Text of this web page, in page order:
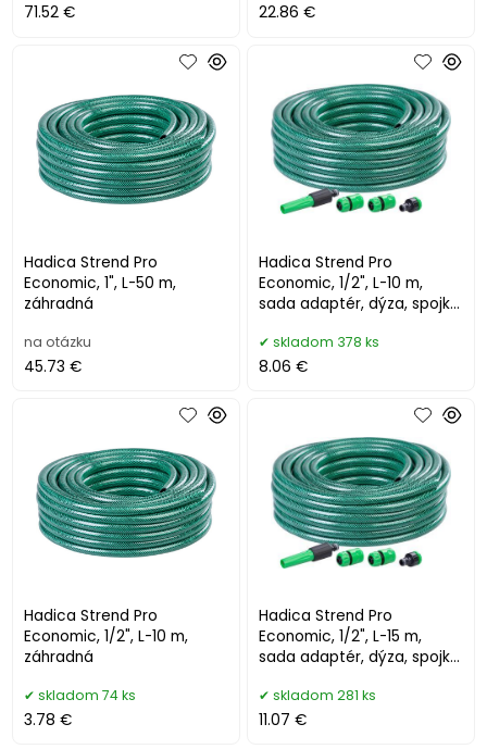
71.52 € 22.86 €
Hadica Strend Pro
Economic, 1", L-50 m,
záhradná
na otázku
45.73 €
Hadica Strend Pro
Economic, 1/2", L-10 m,
sada adaptér, dýza, spojky,
skladom 378 ks
8.06 €
Hadica Strend Pro
Economic, 1/2", L-10 m,
záhradná
skladom 74 ks
3.78 €
Hadica Strend Pro
Economic, 1/2", L-15 m,
sada adaptér, dýza, spojky,
skladom 281 ks
11.07 €